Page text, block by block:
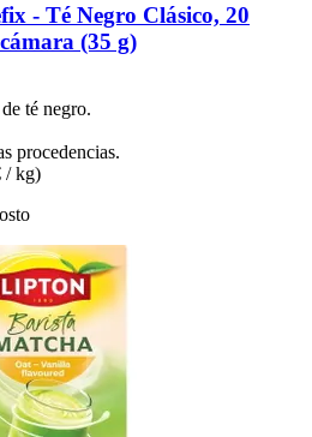
-​ Té Negro Clásico, 20
(35 g)
té negro.
procedencias.
/ kg)